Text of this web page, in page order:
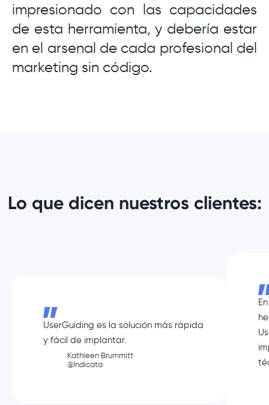
impresionado con las capacidades
de esta herramienta, y debería estar
en el arsenal de cada profesional del
marketing sin código.
Lo que dicen nuestros clientes:
UserGuiding es la solución más rápida
y fácil de implantar.
Kathleen Brummitt
@Indicata